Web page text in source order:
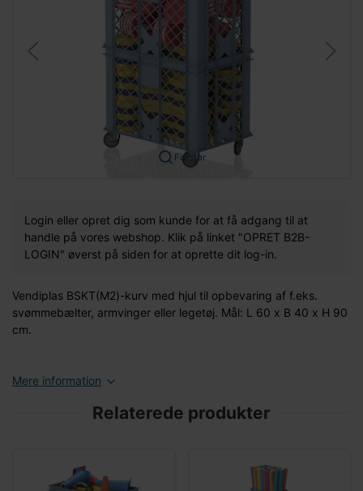
Forstør
Login eller opret dig som kunde for at få adgang til at
handle på vores webshop. Klik på linket "OPRET B2B-
LOGIN" øverst på siden for at oprette dit log-in.
Vendiplas BSKT(M2)-kurv med hjul til opbevaring af f.eks.
svømmebælter, armvinger eller legetøj. Mål: L 60 x B 40 x H 90
cm.
Mere information
Relaterede produkter